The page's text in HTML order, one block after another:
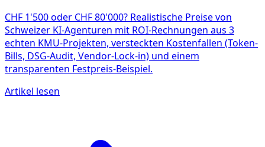
CHF 1'500 oder CHF 80'000? Realistische Preise von
Schweizer KI-Agenturen mit ROI-Rechnungen aus 3
echten KMU-Projekten, versteckten Kostenfallen (Token-
Bills, DSG-Audit, Vendor-Lock-in) und einem
transparenten Festpreis-Beispiel.
Artikel lesen